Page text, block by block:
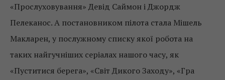
«Прослуховування» Девід Саймон і Джордж
Пелеканос. А постановником пілота стала Мішель
Макларен, у послужному списку якої робота на
таких найгучніших серіалах нашого часу, як
«Пуститися берега», «Світ Дикого Заходу», «Гра